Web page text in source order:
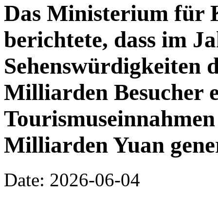
Das Ministerium für
berichtete, dass im
Sehenswürdigkeiten
Milliarden Besucher
Milliarden Yuan
Date: 2026-06-04